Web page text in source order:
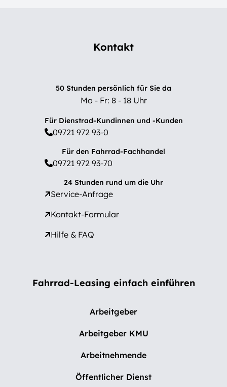
Kontakt
50 Stunden persönlich für Sie da
Mo - Fr: 8 - 18 Uhr
Für Dienstrad-Kundinnen und -Kunden
09721 972 93-0
Für den Fahrrad-Fachhandel
09721 972 93-70
24 Stunden rund um die Uhr
Service-Anfrage
Kontakt-Formular
Hilfe & FAQ
Fahrrad-Leasing einfach einführen
Arbeitgeber
Arbeitgeber KMU
Arbeitnehmende
Öffentlicher Dienst